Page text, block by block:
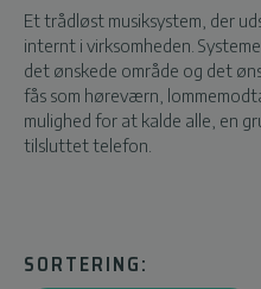
Et trådløst musiksystem, der
internt i virksomheden.
det ønskede område og det
fås som høreværn,
mulighed for at kalde alle, en
tilsluttet telefon.
SORTERING: